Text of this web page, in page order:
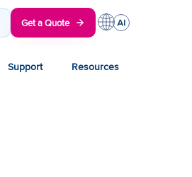
Get a Quote
Support Resources